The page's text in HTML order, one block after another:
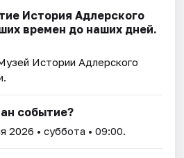
История Адлерского
времен до наших дней.
Истории Адлерского
событие?
2026 • суббота • 09:00.